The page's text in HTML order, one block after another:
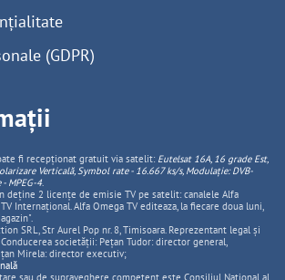
(GDPR)
fi recepționat gratuit via satelit: Eutelsat 16A, 16 grade Est,
Verticală, Symbol rate - 16.667 ks/s, Modulație: DVB-
- MPEG-4.
deține 2 licențe de emisie TV pe satelit: canalele Alfa
Internațional. Alfa Omega TV editeaza, la fiecare doua luni,
SRL, Str Aurel Pop nr. 8, Timisoara. Reprezentant legal și
societății: Pețan Tudor: director general,
Mirela: director executiv;